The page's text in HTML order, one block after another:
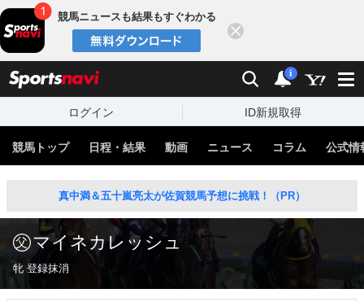
競馬ニュースも結果もすぐわかる
検索 通知
i
ログイン ID新規取得
競馬トップ 日程・結果 動画 ニュース コラム 公式情
真中満＆五十嵐亮太が佐賀競馬予想に挑戦！（PR）
マイネカレッシュ
牝 登録抹消